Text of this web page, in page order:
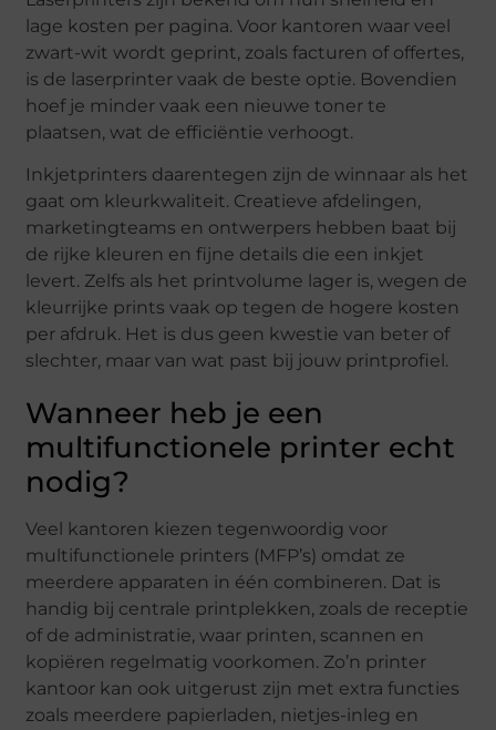
lage kosten per pagina. Voor kantoren waar veel
zwart-wit wordt geprint, zoals facturen of offertes,
is de laserprinter vaak de beste optie. Bovendien
hoef je minder vaak een nieuwe toner te
plaatsen, wat de efficiëntie verhoogt.
Inkjetprinters daarentegen zijn de winnaar als het
gaat om kleurkwaliteit. Creatieve afdelingen,
marketingteams en ontwerpers hebben baat bij
de rijke kleuren en fijne details die een inkjet
levert. Zelfs als het printvolume lager is, wegen de
kleurrijke prints vaak op tegen de hogere kosten
per afdruk. Het is dus geen kwestie van beter of
slechter, maar van wat past bij jouw printprofiel.
Wanneer heb je een
multifunctionele printer echt
nodig?
Veel kantoren kiezen tegenwoordig voor
multifunctionele printers (MFP’s) omdat ze
meerdere apparaten in één combineren. Dat is
handig bij centrale printplekken, zoals de receptie
of de administratie, waar printen, scannen en
kopiëren regelmatig voorkomen. Zo’n printer
kantoor kan ook uitgerust zijn met extra functies
zoals meerdere papierladen, nietjes-inleg en